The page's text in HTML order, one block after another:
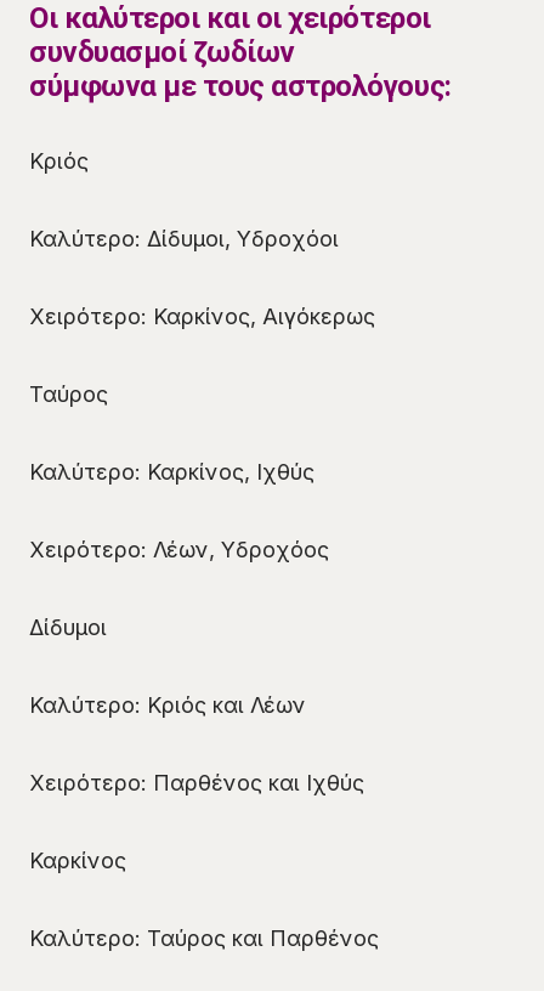
Οι καλύτεροι και οι χειρότεροι
συνδυασμοί ζωδίων
σύμφωνα με τους αστρολόγους:
Κριός
Καλύτερο: Δίδυμοι, Υδροχόοι
Χειρότερο: Καρκίνος, Αιγόκερως
Ταύρος
Καλύτερο: Καρκίνος, Ιχθύς
Χειρότερο: Λέων, Υδροχόος
Δίδυμοι
Καλύτερο: Κριός και Λέων
Χειρότερο: Παρθένος και Ιχθύς
Καρκίνος
Καλύτερο: Ταύρος και Παρθένος